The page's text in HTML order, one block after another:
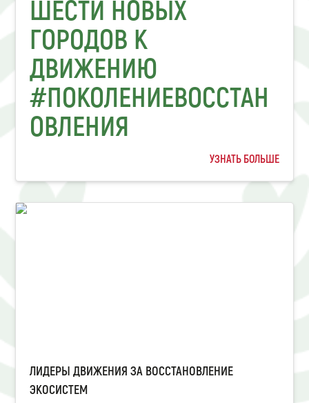
ШЕСТИ НОВЫХ
ГОРОДОВ К
ДВИЖЕНИЮ
#ПОКОЛЕНИЕВОССТАН
ОВЛЕНИЯ
УЗНАТЬ БОЛЬШЕ
ЛИДЕРЫ ДВИЖЕНИЯ ЗА ВОССТАНОВЛЕНИЕ
ЭКОСИСТЕМ